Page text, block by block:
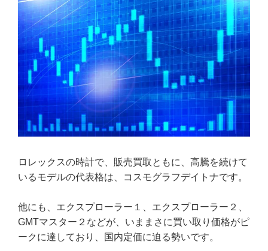
ロレックスの時計で、販売買取ともに、高騰を続けて
いるモデルの代表格は、コスモグラフデイトナです。
他にも、エクスプローラー１、エクスプローラー２、
GMTマスター２などが、いままさに買い取り価格がピ
ークに達しており、国内定価に迫る勢いです。